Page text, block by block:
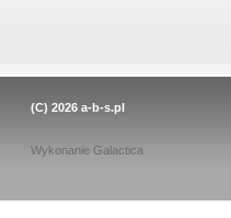
(C) 2026 a-b-s.pl
Wykonanie Galactica